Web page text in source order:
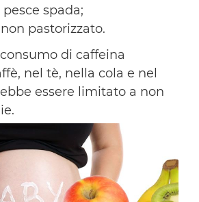
spada;
pastorizzato.
di caffeina
nel tè, nella cola e nel
essere limitato a non